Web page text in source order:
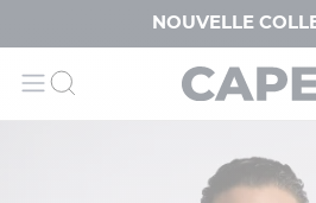
NOUVELLE